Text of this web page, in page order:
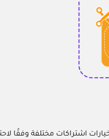
اشتراكات مختلفة وفقًا